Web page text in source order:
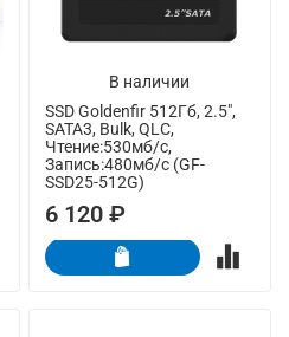
В наличии
SSD Goldenfir 512Гб, 2.5",
SATA3, Bulk, QLC,
Чтение:530мб/с,
Запись:480мб/с (GF-
SSD25-512G)
6 120 ₽